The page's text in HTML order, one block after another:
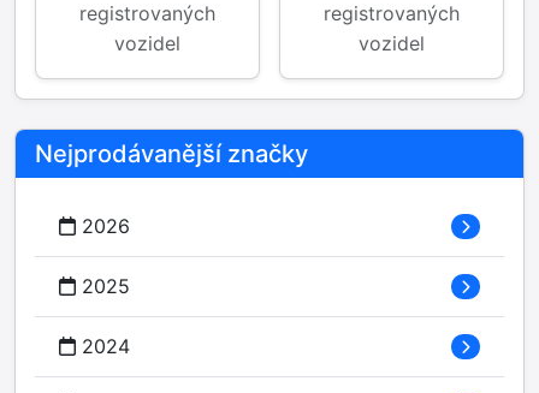
registrovaných
vozidel
registrovaných
vozidel
Nejprodávanější značky
2026
2025
2024